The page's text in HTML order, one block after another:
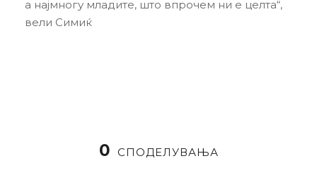
а најмногу младите, што впрочем ни е целта“,
вели Симиќ
0 СПОДЕЛУВАЊА